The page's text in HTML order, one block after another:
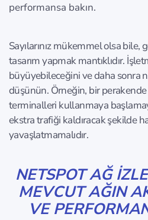
performansa bakın.
Sayılarınız mükemmel olsa bile,
tasarım yapmak mantıklıdır.
büyüyebileceğini ve daha sonra
düşünün. Örneğin, bir perakende
terminalleri kullanmaya
ekstra trafiği kaldıracak şekilde
yavaşlatmamalıdır.
NETSPOT AĞ
MEVCUT AĞIN
VE